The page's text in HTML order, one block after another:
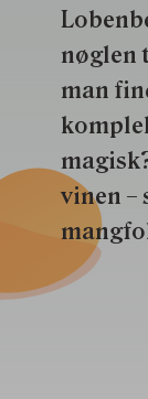
nøglen
man
vinen –